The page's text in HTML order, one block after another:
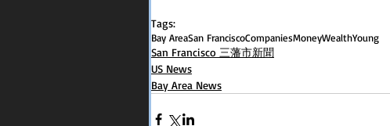
Tags:
Bay AreaSan FranciscoCompaniesMoneyWealthYoung
San Francisco 三藩市新聞
US News
Bay Area News